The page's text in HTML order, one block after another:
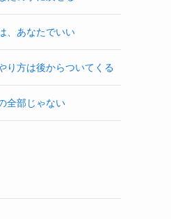
、あなたでいい
り方は後からついてくる
全部じゃない